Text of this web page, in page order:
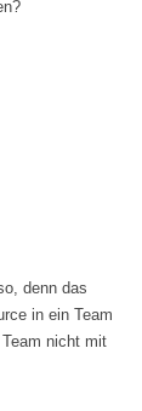
denn das
in ein Team
nicht mit